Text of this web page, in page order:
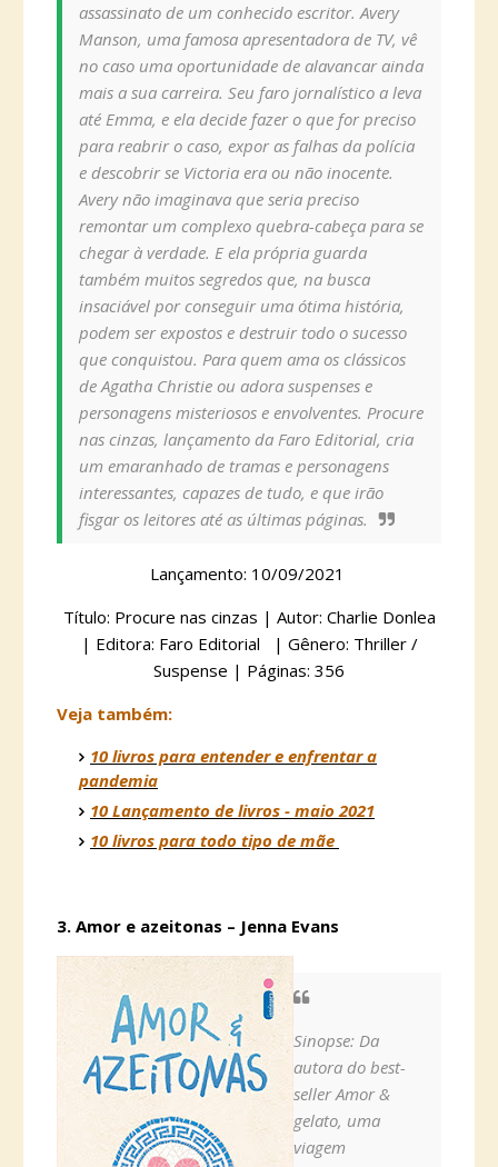
assassinato de um conhecido escritor. Avery
Manson, uma famosa apresentadora de TV, vê
no caso uma oportunidade de alavancar ainda
mais a sua carreira. Seu faro jornalístico a leva
até Emma, e ela decide fazer o que for preciso
para reabrir o caso, expor as falhas da polícia
e descobrir se Victoria era ou não inocente.
Avery não imaginava que seria preciso
remontar um complexo quebra-cabeça para se
chegar à verdade. E ela própria guarda
também muitos segredos que, na busca
insaciável por conseguir uma ótima história,
podem ser expostos e destruir todo o sucesso
que conquistou. Para quem ama os clássicos
de Agatha Christie ou adora suspenses e
personagens misteriosos e envolventes. Procure
nas cinzas, lançamento da Faro Editorial, cria
um emaranhado de tramas e personagens
interessantes, capazes de tudo, e que irão
fisgar os leitores até as últimas páginas.
Lançamento: 10/09/2021
Título: Procure nas cinzas | Autor: Charlie Donlea
| Editora: Faro Editorial | Gênero: Thriller /
Suspense | Páginas: 356
Veja também:
10 livros para entender e enfrentar a
pandemia
10 Lançamento de livros - maio 2021
10 livros para todo tipo de mãe
3. Amor e azeitonas – Jenna Evans
Sinopse: Da
autora do best-
seller Amor &
gelato, uma
viagem